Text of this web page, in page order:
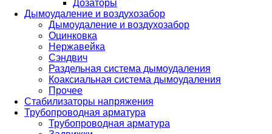
Дозаторы
Дымоудаление и воздухозабор
Дымоудаление и воздухозабор
Оцинковка
Нержавейка
Сэндвич
Раздельная система дымоудаления
Коаксиальная система дымоудаления
Прочее
Стабилизаторы напряжения
Трубопроводная арматура
Трубопроводная арматура